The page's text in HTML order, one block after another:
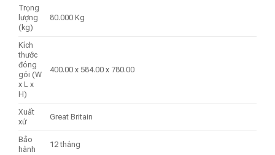
Trọng
lượng
(kg)
80.000 Kg
Kích
thước
đóng
gói (W
x L x
H)
400.00 x 584.00 x 780.00
Xuất
xứ
Great Britain
Bảo
hành
12 tháng